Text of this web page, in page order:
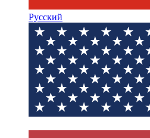
Русский